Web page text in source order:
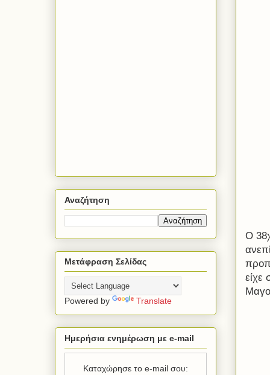
Ο
είχε
Αναζήτηση
Μετάφραση Σελίδας
Powered by Translate
Ημερήσια ενημέρωση με e-mail
Καταχώρησε το e-mail σου: